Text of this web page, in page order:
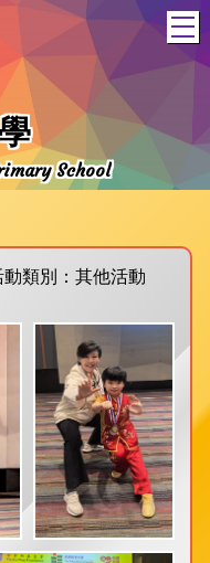
School
動類別：其他活動